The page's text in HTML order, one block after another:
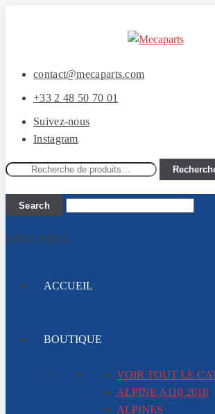
contenucontact@mecaparts.com
+33 2 48 50 70 01
Suivez-nous
Instagram
Recherche
MENUMENU
ACCUEIL
BOUTIQUE
VOIR TOUT LE
ALPINE A110 2018
ALPINES